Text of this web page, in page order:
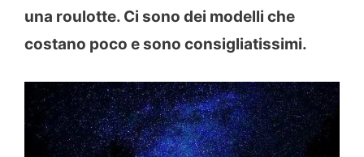
una roulotte. Ci sono dei modelli che
costano poco e sono consigliatissimi.